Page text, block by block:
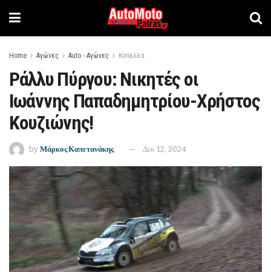
Home Αγώνες Auto - Αγώνες Κύπελλα
Ράλλυ Πύργου: Νικητές οι
Ιωάννης Παπαδημητρίου-Χρήστος
Κουζιώνης!
by Μάρκος Καπετανάκης Δεκ 12, 2024